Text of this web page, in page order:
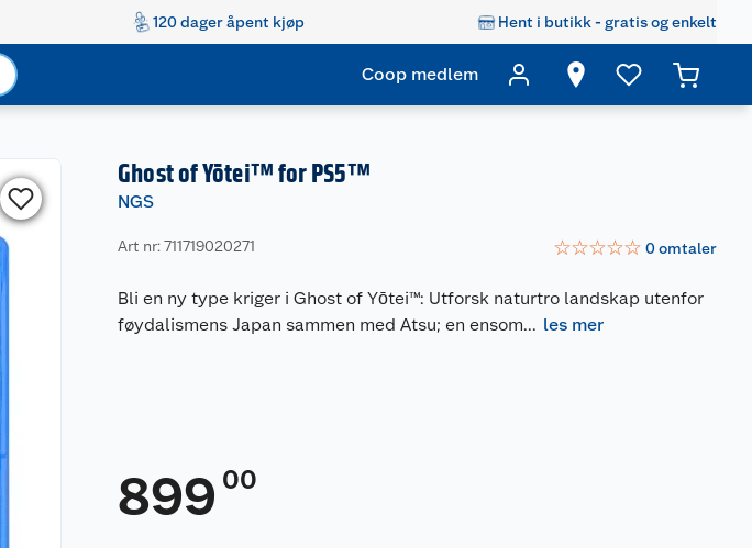
120 dager åpent kjøp Hent i butikk - gratis og enkelt
Coop medlem
Ghost of Yōtei™ for PS5™
NGS
Art nr: 711719020271 ☆☆☆☆☆ 0omtaler
Bli en ny type kriger i Ghost of Yōtei™: Utforsk naturtro landskap utenfor
føydalismens Japan sammen med Atsu; en ensom... les mer
899 00